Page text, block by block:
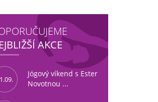
AKCE
Jógový víkend s Ester
Novotnou ...